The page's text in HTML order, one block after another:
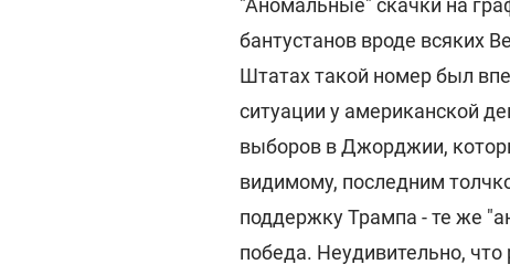
"Аномальные" скачки на
бантустанов вроде всяких
Штатах такой номер был
ситуации у американской
выборов в Джорджии,
видимому, последним
поддержку Трампа - те же
победа. Неудивительно,